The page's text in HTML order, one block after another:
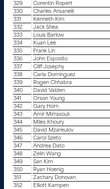
329
Corentin Ropert
330
Charles Ansanelli
331
Kenneth Kim
332
Jack Shea
333
Louis Barlow
334
Kuan Lee
335
Frank Lin
336
John Esposito
337
Cliff Josephy
338
Carla Dominguez
339
Rogen Chhabra
340
David Valden
341
Orson Young
342
Gary Horn
343
Amir Mirrasouli
344
Miles Khoury
345
David Mzareulov
346
Carol Szeto
347
Andrea Dato
348
Zelin Wang
349
San Kim
350
Ryan Hoenig
351
Zachary Donovan
352
Elliott Kampen